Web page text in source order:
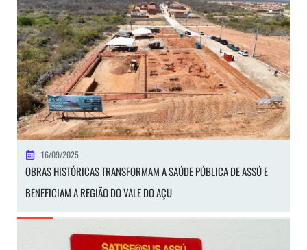
16/09/2025
OBRAS HISTÓRICAS TRANSFORMAM A SAÚDE PÚBLICA DE ASSÚ E
BENEFICIAM A REGIÃO DO VALE DO AÇU